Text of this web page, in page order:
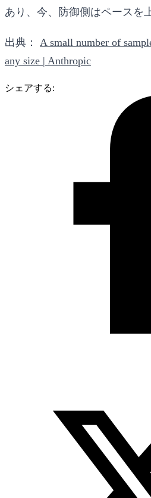
あり、今、防御側はペースを
出典：
A small number of
any size | Anthropic
シェアする: